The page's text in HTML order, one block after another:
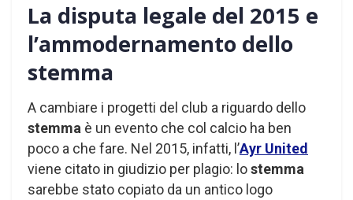
La disputa legale del 2015 e
l’ammodernamento dello
stemma
A cambiare i progetti del club a riguardo dello
stemma è un evento che col calcio ha ben
poco a che fare. Nel 2015, infatti, l’Ayr United
viene citato in giudizio per plagio: lostemma
sarebbe stato copiato da un antico logo